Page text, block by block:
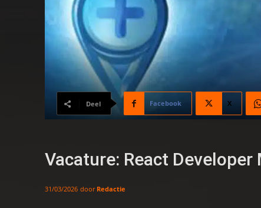
Deel Facebook X
Vacature: React Developer
31/03/2026 door Redactie